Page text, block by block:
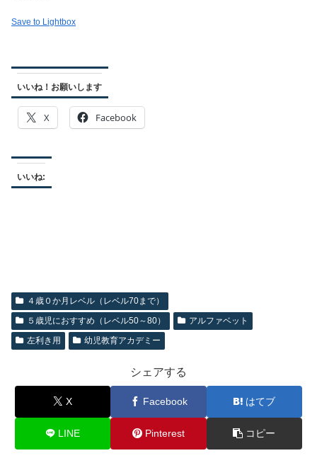
Save to Lightbox
いいね！お願いします
X Facebook
いいね:
４歳０か月レベル（レベル70まで）
５歳児におすすめ（レベル50～80）
アルファベット
左利き用
幼児教育アカデミー
シェアする
X Facebook はてブ
LINE Pinterest コピー